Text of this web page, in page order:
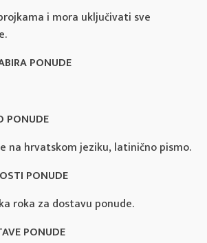
i mora uključivati sve
PONUDE
PONUDE
na hrvatskom jeziku, latinično pismo.
PONUDE
roka za dostavu ponude.
PONUDE